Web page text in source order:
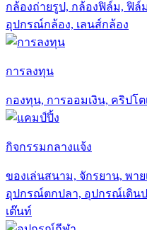
กล้องถ่ายรูป, กล้องฟิล์ม, ฟิล์
อุปกรณ์กล้อง, เลนส์กล้อง
การลงทุน
กองทุน, การออมเงิน, คริปโต
กิจกรรมกลางแจ้ง
ของเล่นสนาม, จักรยาน, พา
อุปกรณ์ตกปลา, อุปกรณ์เดิน
เต๊นท์